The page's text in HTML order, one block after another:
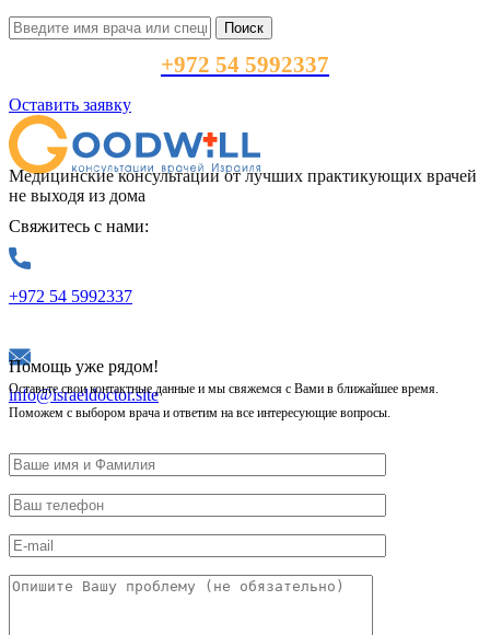
Поиск
+972 54 5992337
Оставить заявку
Медицинские консультации от лучших практикующих врачей
не выходя из дома
Свяжитесь с нами:
+972 54 5992337
info@israeldoctor.site
Помощь уже рядом!
Оставьте свои контактные данные и мы свяжемся с Вами в ближайшее время.
Поможем с выбором врача и ответим на все интересующие вопросы.